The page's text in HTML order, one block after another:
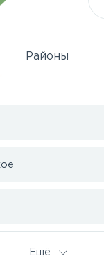
Районы
Ещё